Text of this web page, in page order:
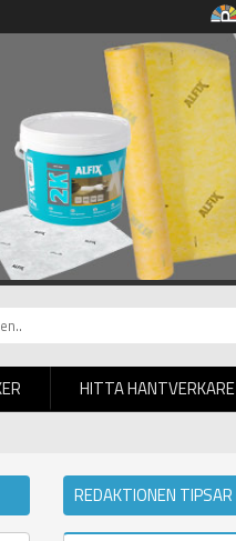
HITTA HANTVERKARE
REDAKTIONEN TIPSAR